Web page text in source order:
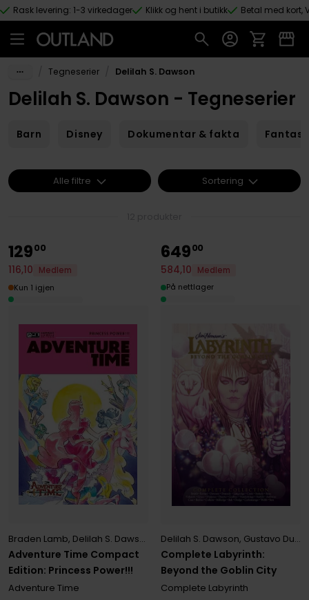
Hopp til hovedinnhold
Rask levering: 1-3 virkedager Klikk og hent i butikk Betal med kort,
Tegneserier Delilah S. Dawson
Delilah S. Dawson - Tegneserier
Barn Disney Dokumentar & fakta Fantasy
Adventure Time Compact
Edition: Princess Power!!!
Braden Lamb, Delilah S. Dawson Mariko Tamaki,Ryan North,Shelli
Adventure Time
12900
116,10
Medlem
Kun 1 igjen
Complete Labyrinth:
Beyond the Goblin City
Delilah S. Dawson, Gustavo Duarte
Complete Labyrinth
64900
584,10
Medlem
På nettlager
Alle filtre Sortering